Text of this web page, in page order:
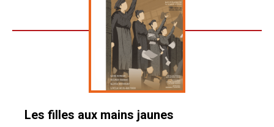
Les filles aux mains jaunes